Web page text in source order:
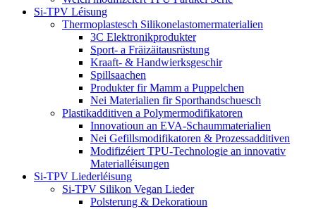
Si-TPV Léisung
Thermoplastesch Silikonelastomermaterialien
3C Elektronikprodukter
Sport- a Fräizäitausrüstung
Kraaft- & Handwierksgeschir
Spillsaachen
Produkter fir Mamm a Puppelchen
Nei Materialien fir Sporthandschuesch
Plastikadditiven a Polymermodifikatoren
Innovatioun an EVA-Schaummaterialien
Nei Gefillsmodifikatoren & Prozessadditiven
Modifizéiert TPU-Technologie an innovativ
Materialléisungen
Si-TPV Liederléisung
Si-TPV Silikon Vegan Lieder
Polsterung & Dekoratioun